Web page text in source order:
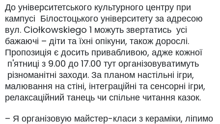
До університетського культурного центру при
кампусі Білостоцького університету за адресою
вул. Ciołkowskiego 1 можуть звертатись усі
бажаючі – діти та їхні опікуни, також дорослі.
Пропозиція є досить привабливою, адже кожної
п'ятниці з 9.00 до 17.00 тут організовуватимуть
різноманітні заходи. За планом настільні ігри,
малювання на стіні, інтеграційні та сенсорні ігри,
релаксаційний танець чи спільне читання казок.
– Я організовую майстер-класи з кераміки, ліпимо